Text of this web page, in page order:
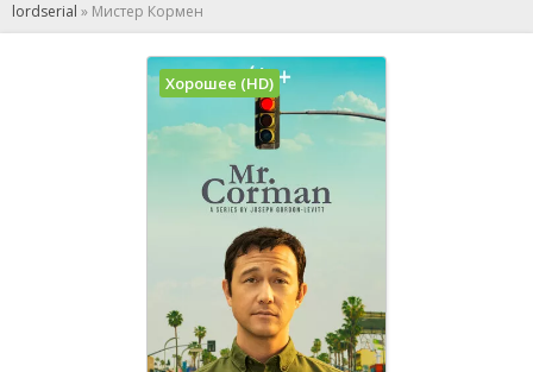
lordserial » Мистер Кормен
Хорошее (HD)